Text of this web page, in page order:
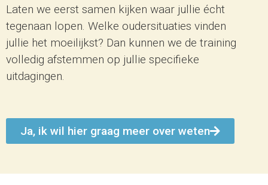
Laten we eerst samen kijken waar jullie écht
tegenaan lopen. Welke oudersituaties vinden
jullie het moeilijkst? Dan kunnen we de training
volledig afstemmen op jullie specifieke
uitdagingen.
Ja, ik wil hier graag meer over weten